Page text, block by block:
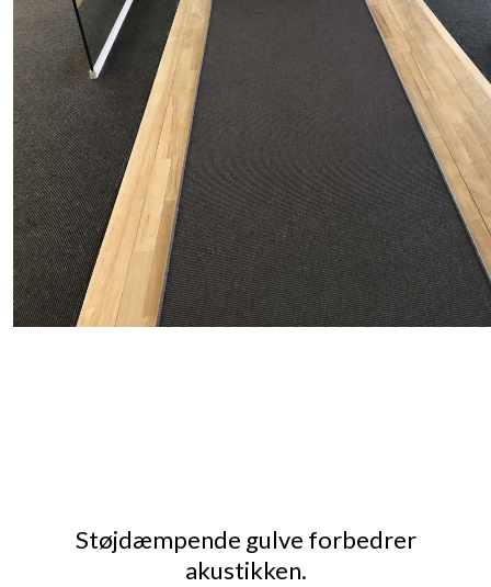
​​Støjdæmpende gulve forbedrer
akustikken.